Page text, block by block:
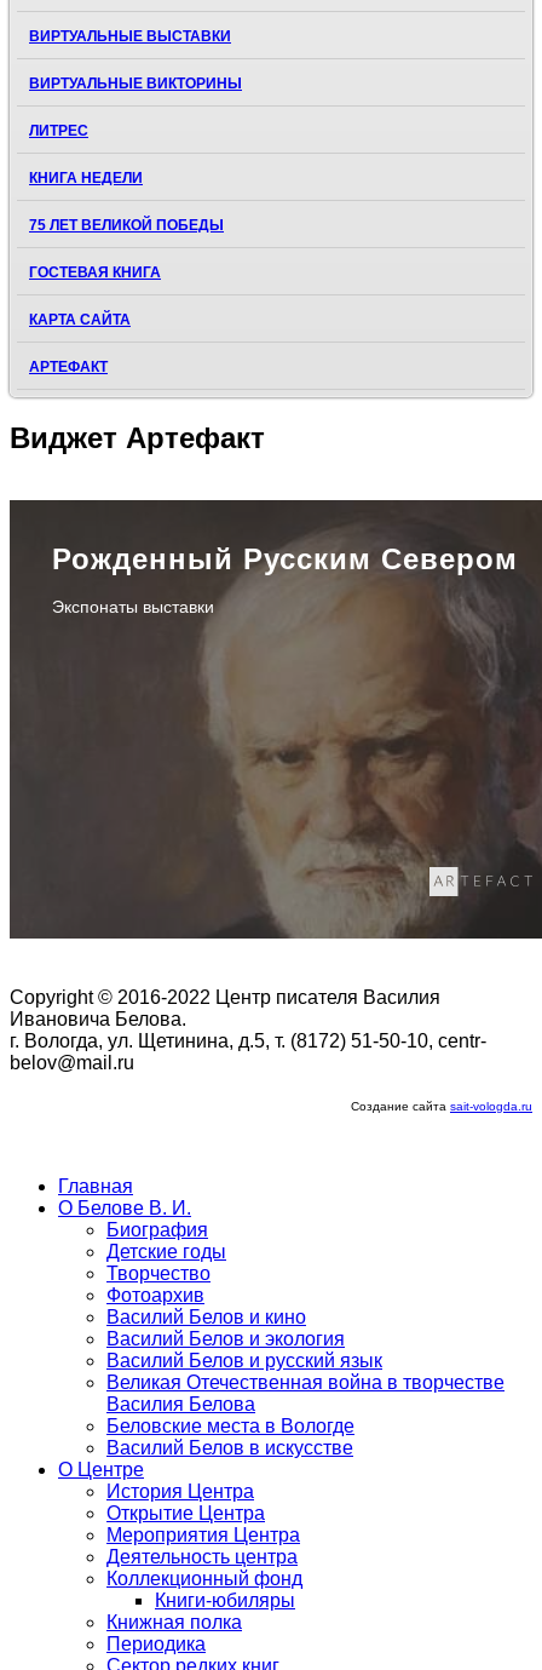
ВИРТУАЛЬНЫЕ ВЫСТАВКИ
ВИРТУАЛЬНЫЕ ВИКТОРИНЫ
ЛИТРЕС
КНИГА НЕДЕЛИ
75 ЛЕТ ВЕЛИКОЙ ПОБЕДЫ
ГОСТЕВАЯ КНИГА
КАРТА САЙТА
АРТЕФАКТ
Виджет Артефакт
Рожденный Русским Севером
Экспонаты выставки
Copyright © 2016-2022 Центр писателя Василия
Ивановича Белова.
г. Вологда, ул. Щетинина, д.5, т. (8172) 51-50-10, centr-
belov@mail.ru
Создание сайта sait-vologda.ru
Главная
О Белове В. И.
Биография
Детские годы
Творчество
Фотоархив
Василий Белов и кино
Василий Белов и экология
Василий Белов и русский язык
Великая Отечественная война в творчестве
Василия Белова
Беловские места в Вологде
Василий Белов в искусстве
О Центре
История Центра
Открытие Центра
Мероприятия Центра
Деятельность центра
Коллекционный фонд
Книги-юбиляры
Книжная полка
Периодика